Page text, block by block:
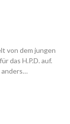
von dem jungen
das H.P.D. auf.
anders…